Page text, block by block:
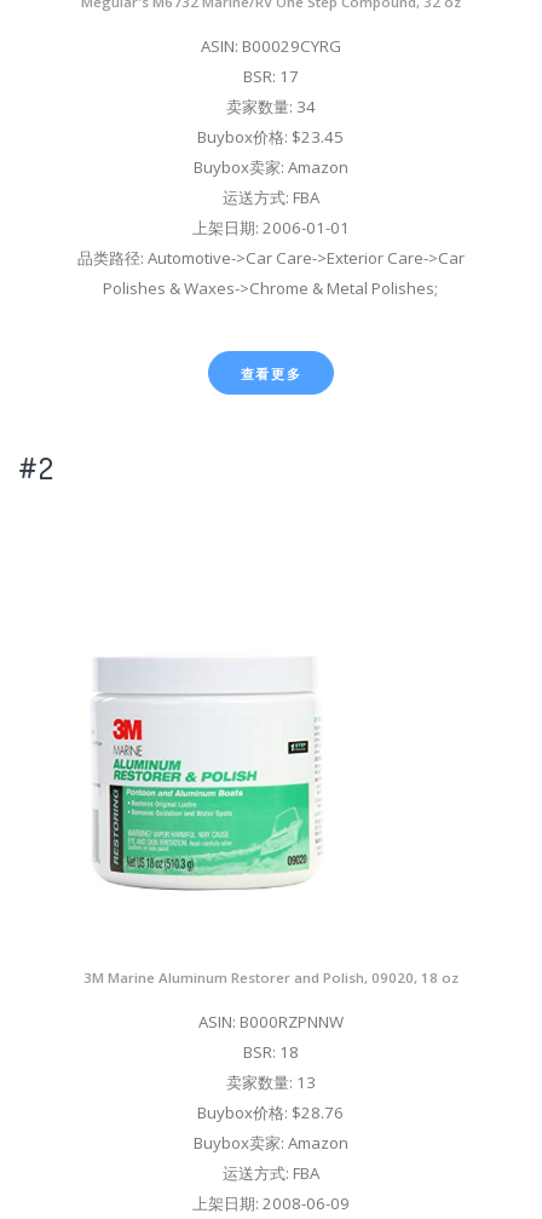
ASIN: B00029CYRG
BSR: 17
卖家数量: 34
Buybox价格: $23.45
Buybox卖家: Amazon
运送方式: FBA
上架日期: 2006-01-01
品类路径: Automotive->Car Care->Exterior Care->Car
Polishes & Waxes->Chrome & Metal Polishes;
查看更多
#2
3M Marine Aluminum Restorer and Polish, 09020, 18 oz
ASIN: B000RZPNNW
BSR: 18
卖家数量: 13
Buybox价格: $28.76
Buybox卖家: Amazon
运送方式: FBA
上架日期: 2008-06-09